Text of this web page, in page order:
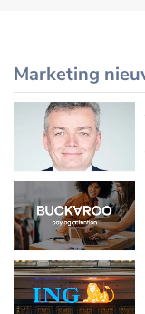
Marketing